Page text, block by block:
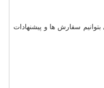
سفارش ها و پیشنهادات